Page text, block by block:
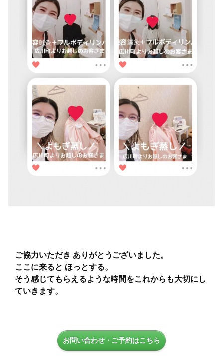
ご協力いただき ありがとうございました。
ここに来ると ほっとする。
そう感じてもらえるような時間をこれからも大切にし
ていきます。
お問い合わせ・ご予約はこちら